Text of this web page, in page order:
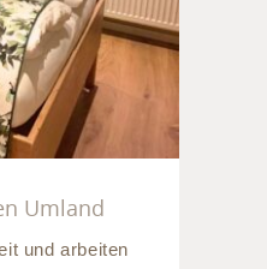
Umland
und arbeiten